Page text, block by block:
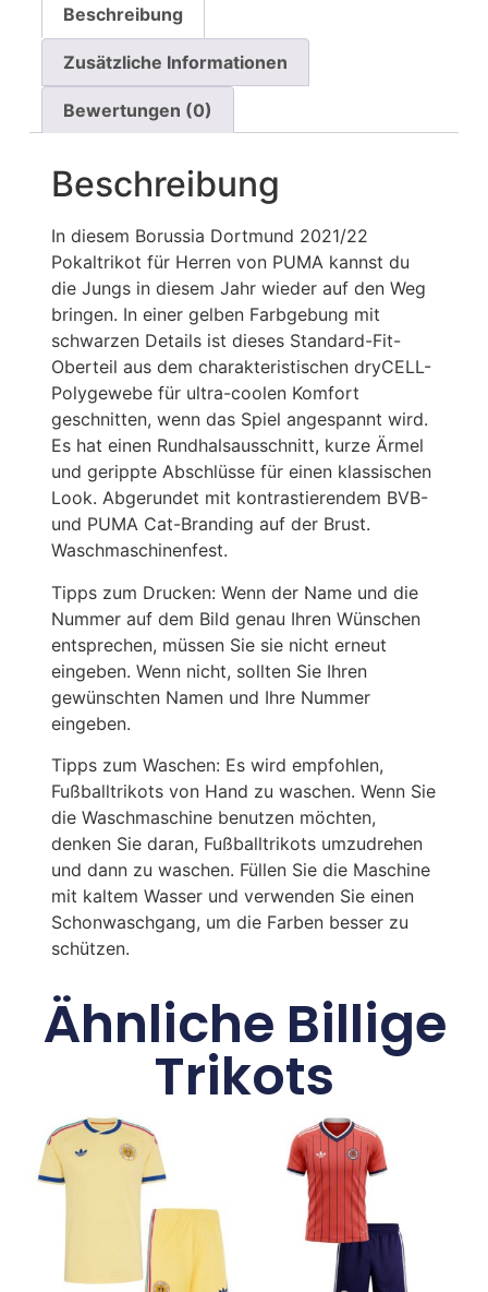
Beschreibung
Zusätzliche Informationen
Bewertungen (0)
Beschreibung
In diesem Borussia Dortmund 2021/22
Pokaltrikot für Herren von PUMA kannst du
die Jungs in diesem Jahr wieder auf den Weg
bringen. In einer gelben Farbgebung mit
schwarzen Details ist dieses Standard-Fit-
Oberteil aus dem charakteristischen dryCELL-
Polygewebe für ultra-coolen Komfort
geschnitten, wenn das Spiel angespannt wird.
Es hat einen Rundhalsausschnitt, kurze Ärmel
und gerippte Abschlüsse für einen klassischen
Look. Abgerundet mit kontrastierendem BVB-
und PUMA Cat-Branding auf der Brust.
Waschmaschinenfest.
Tipps zum Drucken: Wenn der Name und die
Nummer auf dem Bild genau Ihren Wünschen
entsprechen, müssen Sie sie nicht erneut
eingeben. Wenn nicht, sollten Sie Ihren
gewünschten Namen und Ihre Nummer
eingeben.
Tipps zum Waschen: Es wird empfohlen,
Fußballtrikots von Hand zu waschen. Wenn Sie
die Waschmaschine benutzen möchten,
denken Sie daran, Fußballtrikots umzudrehen
und dann zu waschen. Füllen Sie die Maschine
mit kaltem Wasser und verwenden Sie einen
Schonwaschgang, um die Farben besser zu
schützen.
Ähnliche Billige
Trikots